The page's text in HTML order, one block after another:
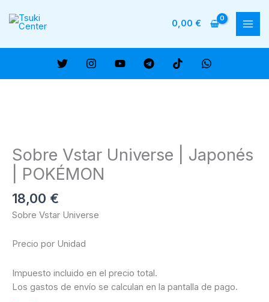
0,00 €
Sobre Vstar Universe | Japonés
| POKÉMON
18,00 €
Sobre Vstar Universe
Precio por Unidad
Impuesto incluido en el precio total.
Los gastos de envío se calculan en la pantalla de pago.